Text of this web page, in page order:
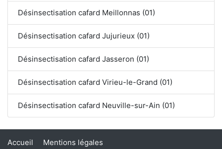
Désinsectisation cafard Meillonnas (01)
Désinsectisation cafard Jujurieux (01)
Désinsectisation cafard Jasseron (01)
Désinsectisation cafard Virieu-le-Grand (01)
Désinsectisation cafard Neuville-sur-Ain (01)
Accueil Mentions légales